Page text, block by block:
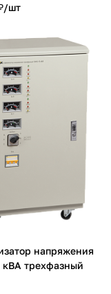
шт
напряжения
трехфазный